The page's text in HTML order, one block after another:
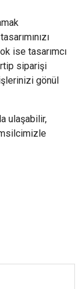
ise tasarımcı
siparişi
gönül
ulaşabilir,